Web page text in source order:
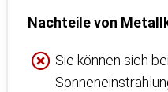
Nachteile von
Sie können sich